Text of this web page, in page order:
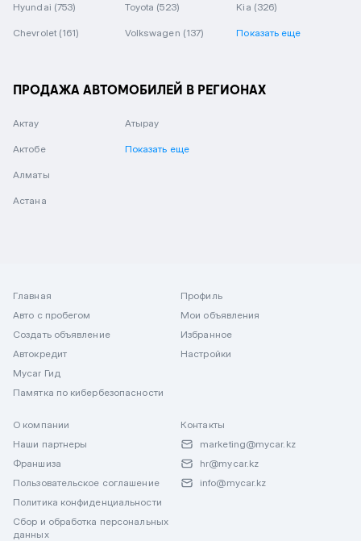
Hyundai (753) Toyota (523) Kia (326)
Chevrolet (161) Volkswagen (137) Показать еще
ПРОДАЖА АВТОМОБИЛЕЙ В РЕГИОНАХ
Актау
Актобе
Алматы
Астана
Атырау
Показать еще
Главная
Авто с пробегом
Создать объявление
Автокредит
Mycar Гид
Памятка по кибербезопасности
Профиль
Мои объявления
Избранное
Настройки
О компании
Наши партнеры
Франшиза
Пользовательское соглашение
Политика конфиденциальности
Сбор и обработка персональных
данных
Контакты
marketing@mycar.kz
hr@mycar.kz
info@mycar.kz